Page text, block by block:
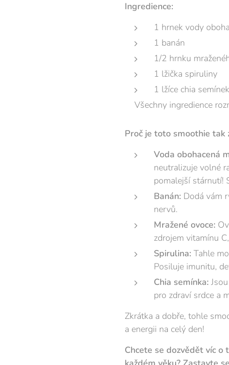
Ingredience:
1 hrnek vody
1 banán
1/2 hrnku
1 lžička spiruliny
1 lžíce chia semínek
Všechny ingredience
Proč je toto smoothie tak
Voda obohacená
neutralizuje volné
pomalejší stárnutí!
Banán: Dodá vám
nervů.
Mražené ovoce:
zdrojem vitamínu
Spirulina: Tahle
Posiluje imunitu,
Chia semínka:
pro zdraví srdce a
Zkrátka a dobře, tohle
a energii na celý den!
Chcete se dozvědět víc